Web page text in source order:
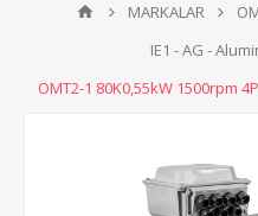
MARKALAR
IE1 - AG -
OMT2-1 80K0,55kW 1500rpm